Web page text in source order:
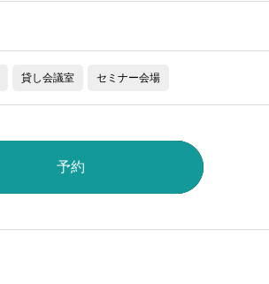
貸し会議室 セミナー会場
予約